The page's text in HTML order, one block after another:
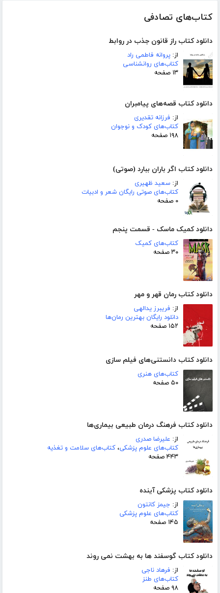
کتاب‌های تصادفی
دانلود کتاب راز قانون جذب در روابط
از: پروانه فاطمی راد
کتاب‌های روانشناسی
۱۳ صفحه
دانلود کتاب قصه‌های پیامبران
از: فرزانه تقدیری
کتاب‌های کودک و نوجوان
۱۹۸ صفحه
دانلود کتاب اگر باران ببارد (صوتی)
از: سعید ظهیری
کتاب‌های صوتی رایگان شعر و ادبیات
۰ صفحه
دانلود کمیک ماسک - قسمت پنجم
کتاب‌های کمیک
۳۰ صفحه
دانلود کتاب رمان قهر و مهر
از: فریبرز یدالهی
دانلود رایگان بهترین رمان‌ها
۱۵۲ صفحه
دانلود کتاب دانستنی‌های فیلم سازی
کتاب‌های هنری
۵۰ صفحه
دانلود کتاب فرهنگ درمان طبیعی بیماری‌ها
از: علیرضا صدری
کتاب‌های علوم پزشکی، کتاب‌های سلامت و تغذیه
۴۴۳ صفحه
دانلود کتاب پزشکی آینده
از: جیمز کانتون
کتاب‌های علوم پزشکی
۱۴۵ صفحه
دانلود کتاب گوسفند ها به بهشت نمی روند
از: فرهاد ناجی
کتاب‌های طنز
۹۸ صفحه